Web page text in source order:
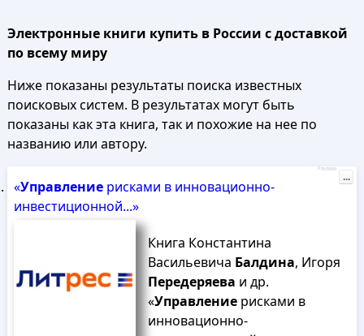
Электронные книги купить в России с доставкой
по всему миру
Ниже показаны результаты поиска известных
поисковых систем. В результатах могут быть
показаны как эта книга, так и похожие на нее по
названию или автору.
«Управлениерисками в инновационно-
инвестиционной...»
Книга Константина
Васильевича Балдина, Игоря
Передеряева и др.
«Управлениерисками в
инновационно-
Реклама
...